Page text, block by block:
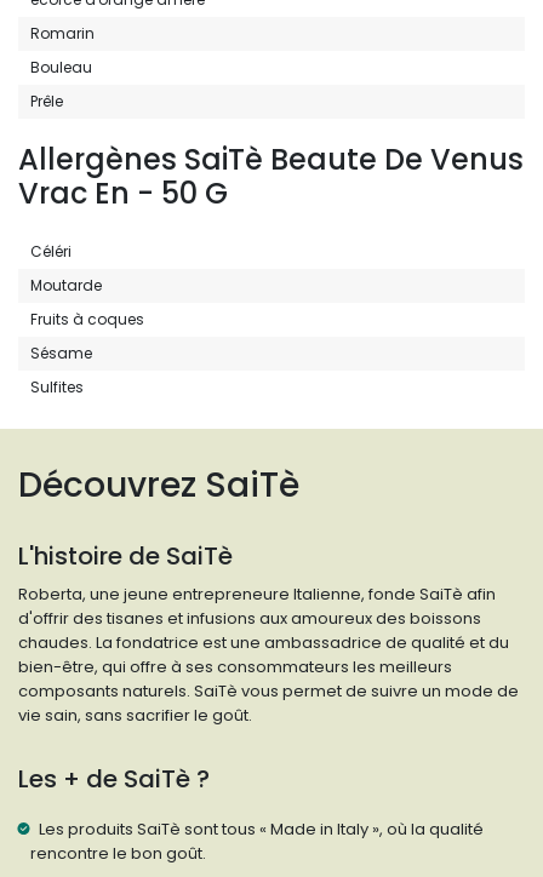
Romarin
Bouleau
Prêle
Allergènes SaiTè Beaute De Venus
Vrac En - 50 G
Céléri
Moutarde
Fruits à coques
Sésame
Sulfites
Découvrez SaiTè
L'histoire de SaiTè
Roberta, une jeune entrepreneure Italienne, fonde SaiTè afin
d'offrir des tisanes et infusions aux amoureux des boissons
chaudes. La fondatrice est une ambassadrice de qualité et du
bien-être, qui offre à ses consommateurs les meilleurs
composants naturels. SaiTè vous permet de suivre un mode de
vie sain, sans sacrifier le goût.
Les + de SaiTè ?
Les produits SaiTè sont tous « Made in Italy », où la qualité
rencontre le bon goût.